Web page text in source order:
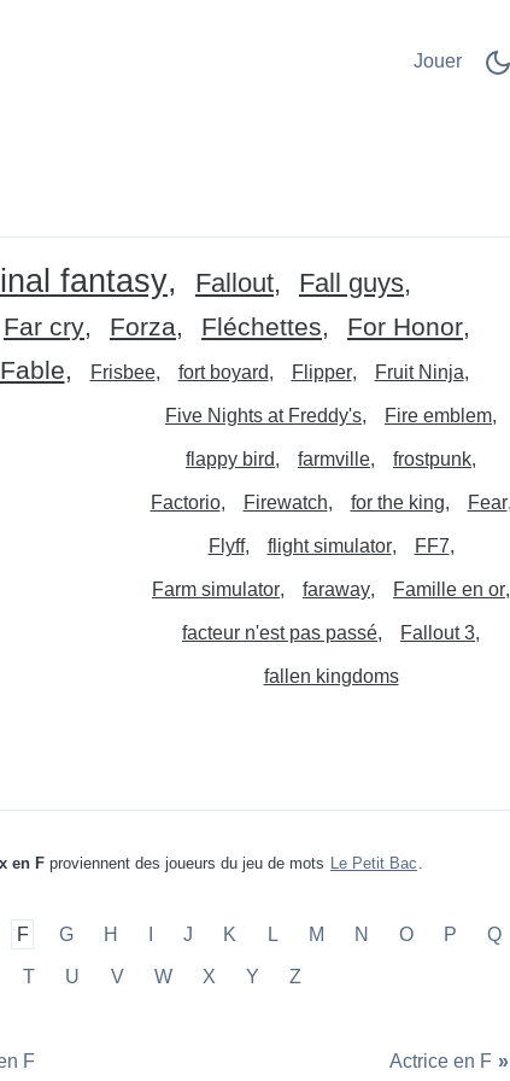
Jouer
fantasy Fallout Fall guys
Far cry Forza Fléchettes
For Honor
Fable Frisbee fort boyard Flipper Fruit Ninja
Five Nights at Freddy's Fire emblem
flappy bird farmville frostpunk
Factorio Firewatch for the king Fear
Flyff flight simulator FF7
Farm simulator faraway Famille en or
facteur n'est pas passé Fallout 3
fallen kingdoms
en F proviennent des joueurs du jeu de mots Le Petit Bac .
F G H J K L M N O P Q
T U V W X Y Z
F Actrice en F »